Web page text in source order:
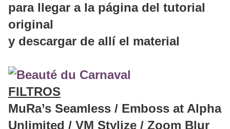
para llegar a la página del tutorial
original
y descargar de allí el material
FILTROS
MuRa’s Seamless / Emboss at Alpha
Unlimited / VM Stylize / Zoom Blur